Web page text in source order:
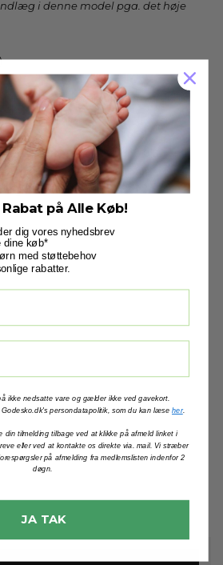
i denne model pga. det høje
de nemt kan afkortes med et lille
skal du regne 0,5-1 cm.
længde for den optimale støtte.
dig meget gerne!
Rabat på Alle Køb!
dig vores nyhedsbrev
dine køb*
med støttebehov
rabatter.
ikke nedsatte vare og gælder ikke ved gavekort.
Godesko.dk's persondatapolitik, som du kan læseher.
din tilmelding tilbage ved at klikke på afmeld linket i
eller ved at kontakte os direkte via. mail. Vi stræber
på afmelding fra medlemslisten indenfor 2
døgn.
JA TAK